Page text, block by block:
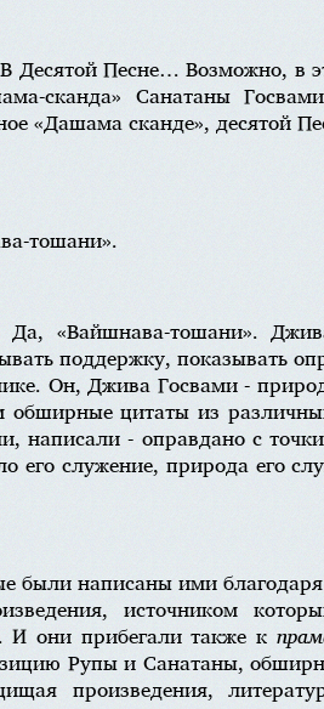
В Десятой Песне… Возможно, в
сканда» Санатаны
«Дашама сканде», десятой
тошани».
Да, «Вайшнава-тошани».
поддержку, показывать
Он, Джива Госвами -
обширные цитаты из
написали - оправдано с
его служение, природа его
были написаны ими
источником
И они прибегали также к
Рупы и Санатаны,
произведения,